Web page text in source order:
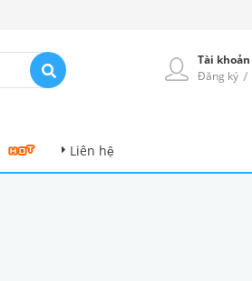
Tài khoản
Đăng ký /
Liên hệ